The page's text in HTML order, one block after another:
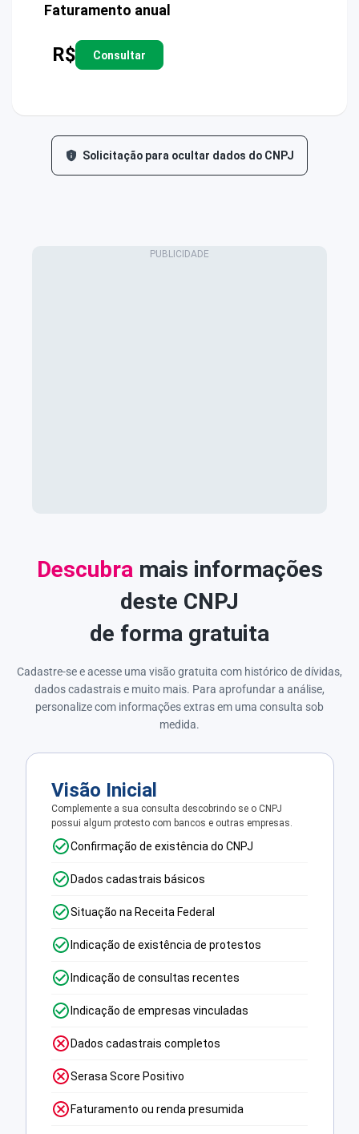
Faturamento anual
R$ Consultar
Solicitação para ocultar dados do CNPJ
Descubramais informações
deste CNPJ
de forma gratuita
Cadastre-se e acesse uma visão gratuita com histórico de dívidas,
dados cadastrais e muito mais. Para aprofundar a análise,
personalize com informações extras em uma consulta sob
medida.
Visão Inicial
Complemente a sua consulta descobrindo se o CNPJ
possui algum protesto com bancos e outras empresas.
Confirmação de existência do CNPJ
Dados cadastrais básicos
Situação na Receita Federal
Indicação de existência de protestos
Indicação de consultas recentes
Indicação de empresas vinculadas
Dados cadastrais completos
Serasa Score Positivo
Faturamento ou renda presumida